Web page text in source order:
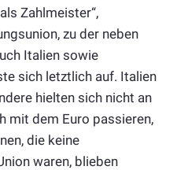
Zahlmeister“,
zu der neben
Italien sowie
sich letztlich auf. Italien
hielten sich nicht an
mit dem Euro passieren,
die keine
waren, blieben